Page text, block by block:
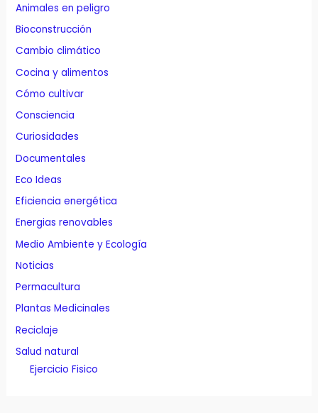
Animales en peligro
Bioconstrucción
Cambio climático
Cocina y alimentos
Cómo cultivar
Consciencia
Curiosidades
Documentales
Eco Ideas
Eficiencia energética
Energias renovables
Medio Ambiente y Ecología
Noticias
Permacultura
Plantas Medicinales
Reciclaje
Salud natural
Ejercicio Fisico